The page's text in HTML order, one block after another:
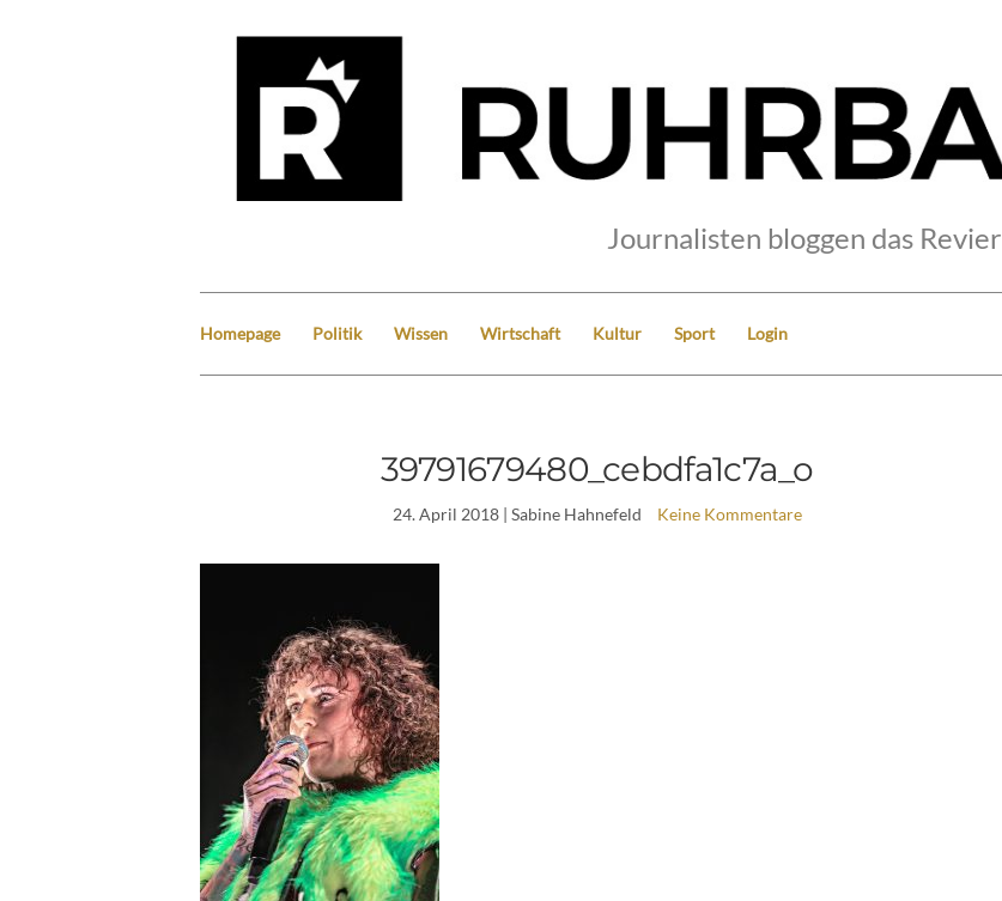
Journalisten bloggen das Revier
Homepage Politik Wissen Wirtschaft Kultur Sport Login
39791679480_cebdfa1c7a_o
24. April 2018| Sabine Hahnefeld Keine Kommentare